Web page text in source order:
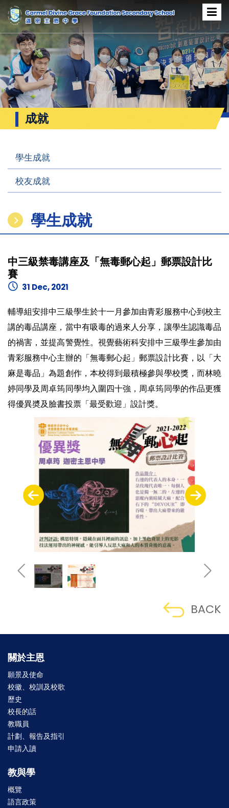
成就
學生成就
校友成就
學生成就
中三級禁毒講座及「無毒郵心起」郵票設計比
賽
31 Dec, 2021
輔導組安排中三級學生於十一月參加由青彩服務中心到校主
講的毒品講座，當中有吸毒的過來人分享，讓學生認識毒品
的禍害，並提高警覺性。視覺藝術科安排中三級學生參加由
青彩服務中心主辦的「無毒郵心起」郵票設計比賽，以「大
麻是毒品」為題創作，本校得到最積極參與學校獎，而林曉
婷同學及周卓筠同學均入圍四十強，周卓筠同學的作品更獲
得優異奬及臉書投票「最受歡迎」設計獎。
BACK
關於主恩
願景及使命
校徽、校訓及校歌
歷史
校長的話
教職員
計劃、報告及指引
申請入讀
教與學
概覽
語言政策